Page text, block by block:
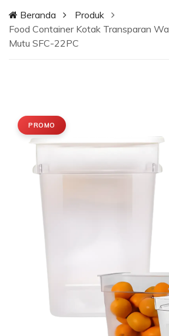
Beranda
Produk
Food Container Kotak Transparan
Mutu SFC-22PC
PROMO